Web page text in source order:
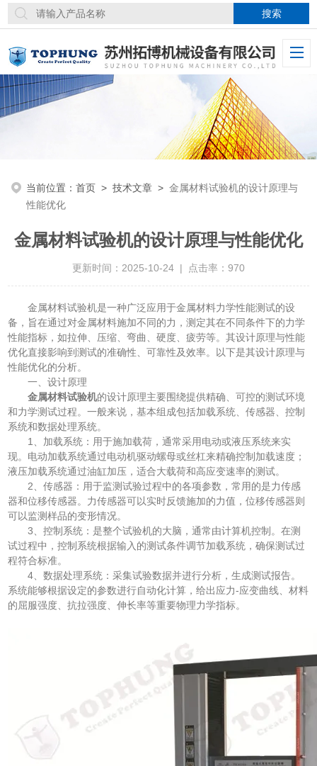
当前位置：首页 >技术文章 >金属材料试验机的设计原理与
性能优化
金属材料试验机的设计原理与性能优化
更新时间：2025-10-24 | 点击率：970
金属材料试验机是一种广泛应用于金属材料力学性能测试的设
备，旨在通过对金属材料施加不同的力，测定其在不同条件下的力学
性能指标，如拉伸、压缩、弯曲、硬度、疲劳等。其设计原理与性能
优化直接影响到测试的准确性、可靠性及效率。以下是其设计原理与
性能优化的分析。
一、设计原理
金属材料试验机的设计原理主要围绕提供精确、可控的测试环境
和力学测试过程。一般来说，基本组成包括加载系统、传感器、控制
系统和数据处理系统。
1、加载系统：用于施加载荷，通常采用电动或液压系统来实
现。电动加载系统通过电动机驱动螺母或丝杠来精确控制加载速度；
液压加载系统通过油缸加压，适合大载荷和高应变速率的测试。
2、传感器：用于监测试验过程中的各项参数，常用的是力传感
器和位移传感器。力传感器可以实时反馈施加的力值，位移传感器则
可以监测样品的变形情况。
3、控制系统：是整个试验机的大脑，通常由计算机控制。在测
试过程中，控制系统根据输入的测试条件调节加载系统，确保测试过
程符合标准。
4、数据处理系统：采集试验数据并进行分析，生成测试报告。
系统能够根据设定的参数进行自动化计算，给出应力-应变曲线、材料
的屈服强度、抗拉强度、伸长率等重要物理力学指标。